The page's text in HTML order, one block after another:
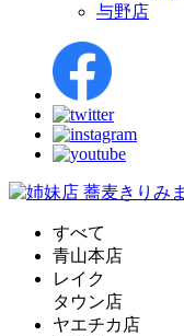
与野店
すべて
青山本店
レイク
タウン店
ヤエチカ店